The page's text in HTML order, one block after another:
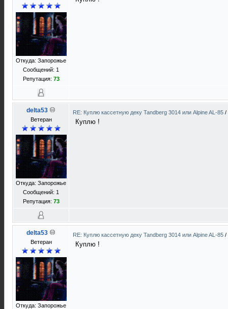
Откуда: Запорожье
Сообщений: 1
Репутация: 73
delta53
Ветеран
Откуда: Запорожье
Сообщений: 1
Репутация: 73
RE: Куплю кассетную деку Tandberg 3014 или Alpine AL-85 /
Куплю !
delta53
Ветеран
Откуда: Запорожье
RE: Куплю кассетную деку Tandberg 3014 или Alpine AL-85 /
Куплю !